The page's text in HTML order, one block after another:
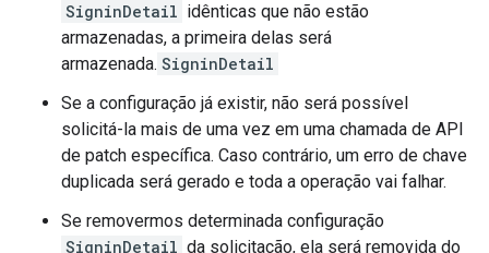
SigninDetail idênticas que não estão
armazenadas, a primeira delas será
armazenada. SigninDetail
Se a configuração já existir, não será possível
solicitá-la mais de uma vez em uma chamada de API
de patch específica. Caso contrário, um erro de chave
duplicada será gerado e toda a operação vai falhar.
Se removermos determinada configuração
SigninDetail da solicitação, ela será removida do